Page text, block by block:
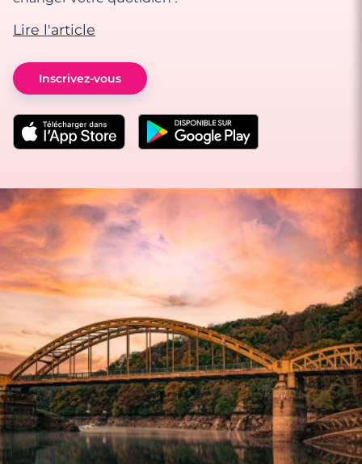
Lire l'article
Inscrivez-vous